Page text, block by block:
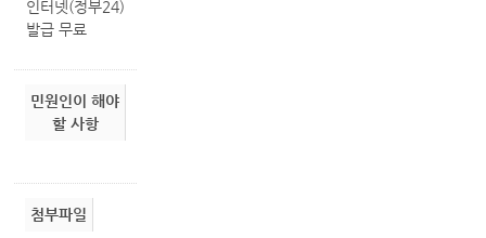
인터넷(정부24)
발급 무료
민원인이 해야
할 사항
첨부파일